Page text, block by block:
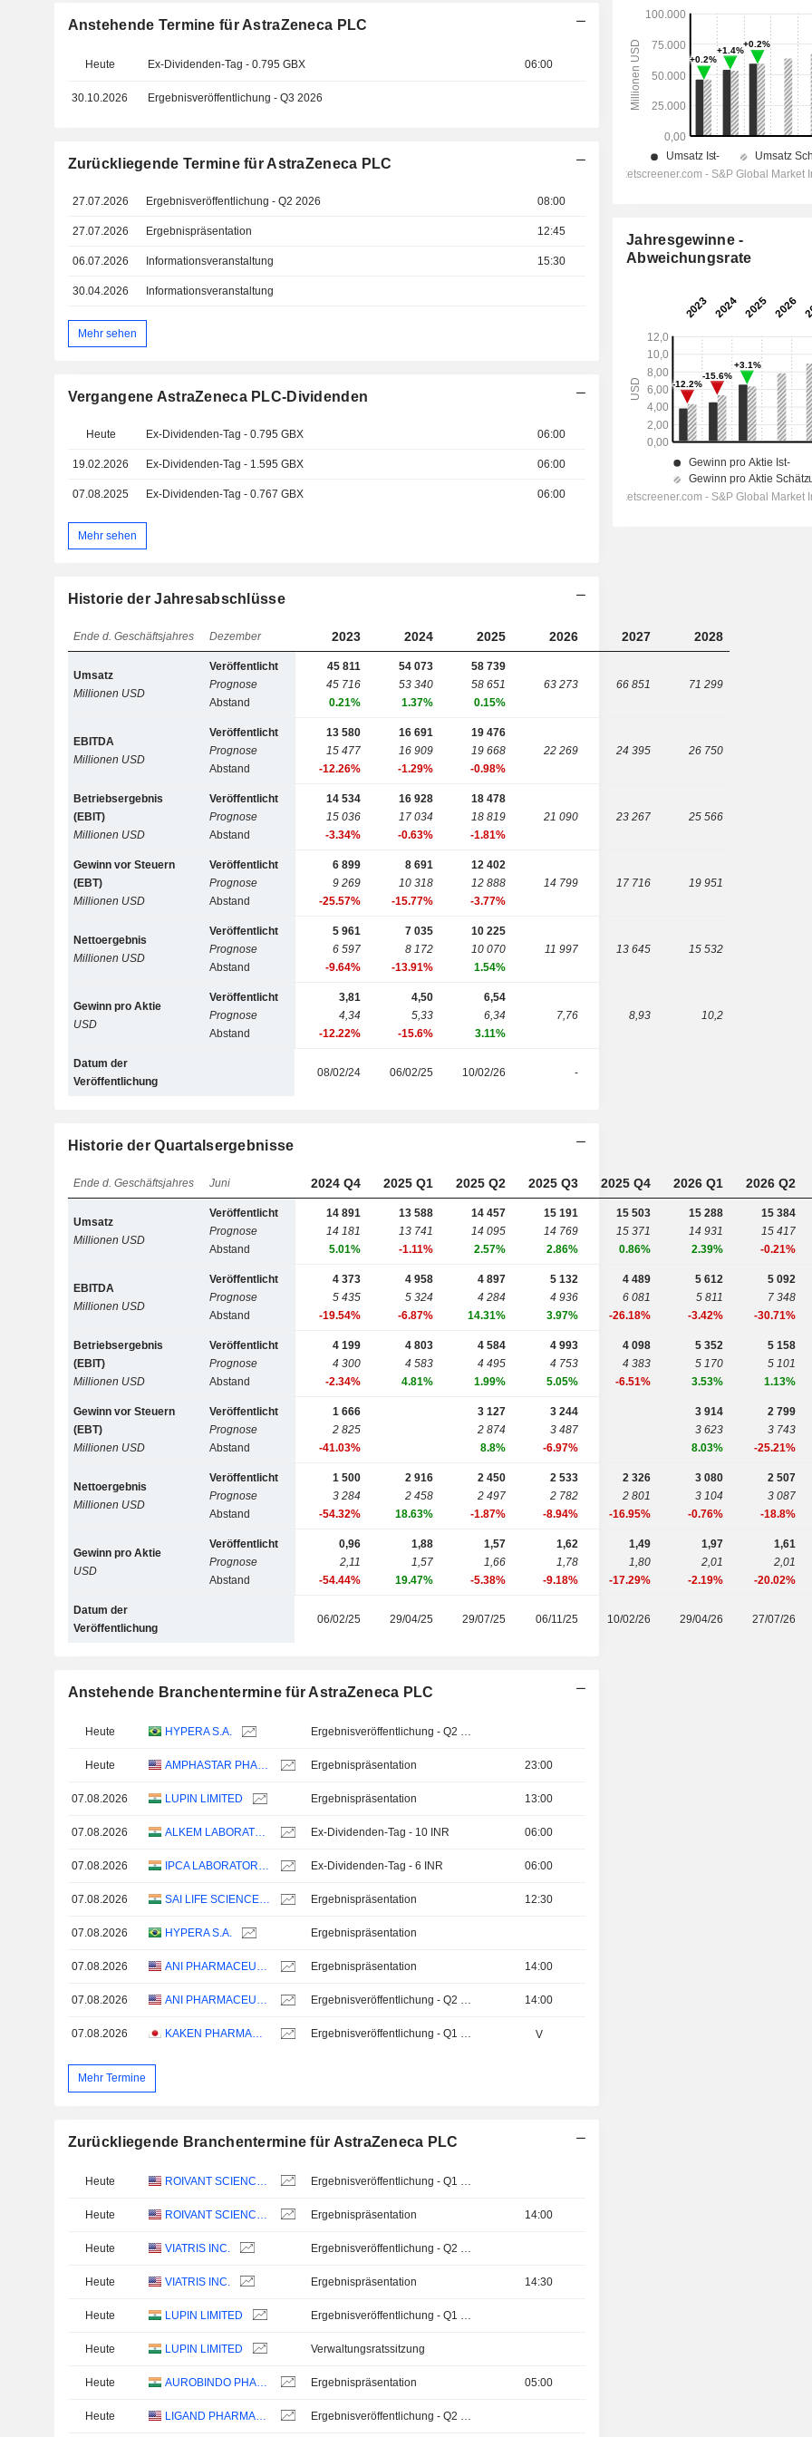
Anstehende Termine für AstraZeneca PLC
Heute Ex-Dividenden-Tag - 0.795 GBX 06:00
30.10.2026 Ergebnisveröffentlichung - Q3 2026
Zurückliegende Termine für AstraZeneca PLC
27.07.2026 Ergebnisveröffentlichung - Q2 2026 08:00
27.07.2026 Ergebnispräsentation 12:45
06.07.2026 Informationsveranstaltung 15:30
30.04.2026 Informationsveranstaltung
Mehr sehen
Vergangene AstraZeneca PLC-Dividenden
Heute Ex-Dividenden-Tag - 0.795 GBX 06:00
19.02.2026 Ex-Dividenden-Tag - 1.595 GBX 06:00
07.08.2025 Ex-Dividenden-Tag - 0.767 GBX 06:00
Mehr sehen
Historie der Jahresabschlüsse
Ende d. Geschäftsjahres Dezember 2023 2024 2025 2026 2027 2028
Umsatz
Millionen USD
Veröffentlicht
Prognose
Abstand
45 811
45 716
0.21%
54 073
53 340
1.37%
58 739
58 651
0.15%
63 273 66 851 71 299
EBITDA
Millionen USD
Veröffentlicht
Prognose
Abstand
13 580
15 477
-12.26%
16 691
16 909
-1.29%
19 476
19 668
-0.98%
22 269 24 395 26 750
Betriebsergebnis
(EBIT)
Millionen USD
Veröffentlicht
Prognose
Abstand
14 534
15 036
-3.34%
16 928
17 034
-0.63%
18 478
18 819
-1.81%
21 090 23 267 25 566
Gewinn vor Steuern
(EBT)
Millionen USD
Veröffentlicht
Prognose
Abstand
6 899
9 269
-25.57%
8 691
10 318
-15.77%
12 402
12 888
-3.77%
14 799 17 716 19 951
Nettoergebnis
Millionen USD
Veröffentlicht
Prognose
Abstand
5 961
6 597
-9.64%
7 035
8 172
-13.91%
10 225
10 070
1.54%
11 997 13 645 15 532
Gewinn pro Aktie
USD
Veröffentlicht
Prognose
Abstand
3,81
4,34
-12.22%
4,50
5,33
-15.6%
6,54
6,34
3.11%
7,76 8,93 10,2
Datum der
Veröffentlichung
08/02/24 06/02/25 10/02/26 -
Historie der Quartalsergebnisse
Ende d. Geschäftsjahres Juni 2024 Q4 2025 Q1 2025 Q2 2025 Q3 2025 Q4 2026 Q1 2026 Q2
Umsatz
Millionen USD
Veröffentlicht
Prognose
Abstand
14 891
14 181
5.01%
13 588
13 741
-1.11%
14 457
14 095
2.57%
15 191
14 769
2.86%
15 503
15 371
0.86%
15 288
14 931
2.39%
15 384
15 417
-0.21%
EBITDA
Millionen USD
Veröffentlicht
Prognose
Abstand
4 373
5 435
-19.54%
4 958
5 324
-6.87%
4 897
4 284
14.31%
5 132
4 936
3.97%
4 489
6 081
-26.18%
5 612
5 811
-3.42%
5 092
7 348
-30.71%
Betriebsergebnis
(EBIT)
Millionen USD
Veröffentlicht
Prognose
Abstand
4 199
4 300
-2.34%
4 803
4 583
4.81%
4 584
4 495
1.99%
4 993
4 753
5.05%
4 098
4 383
-6.51%
5 352
5 170
3.53%
5 158
5 101
1.13%
Gewinn vor Steuern
(EBT)
Millionen USD
Veröffentlicht
Prognose
Abstand
1 666
2 825
-41.03%
3 127
2 874
8.8%
3 244
3 487
-6.97%
3 914
3 623
8.03%
2 799
3 743
-25.21%
Nettoergebnis
Millionen USD
Veröffentlicht
Prognose
Abstand
1 500
3 284
-54.32%
2 916
2 458
18.63%
2 450
2 497
-1.87%
2 533
2 782
-8.94%
2 326
2 801
-16.95%
3 080
3 104
-0.76%
2 507
3 087
-18.8%
Gewinn pro Aktie
USD
Veröffentlicht
Prognose
Abstand
0,96
2,11
-54.44%
1,88
1,57
19.47%
1,57
1,66
-5.38%
1,62
1,78
-9.18%
1,49
1,80
-17.29%
1,97
2,01
-2.19%
1,61
2,01
-20.02%
Datum der
Veröffentlichung
06/02/25 29/04/25 29/07/25 06/11/25 10/02/26 29/04/26 27/07/26
Anstehende Branchentermine für AstraZeneca PLC
Heute HYPERA S.A. Ergebnisveröffentlichung - Q2 2026
Heute AMPHASTAR PHARMACEUTICALS, INC. Ergebnispräsentation 23:00
07.08.2026 LUPIN LIMITED Ergebnispräsentation 13:00
07.08.2026 ALKEM LABORATORIES LIMITED Ex-Dividenden-Tag - 10 INR 06:00
07.08.2026 IPCA LABORATORIES LIMITED Ex-Dividenden-Tag - 6 INR 06:00
07.08.2026 SAI LIFE SCIENCES LIMITED Ergebnispräsentation 12:30
07.08.2026 HYPERA S.A. Ergebnispräsentation
07.08.2026 ANI PHARMACEUTICALS, INC. Ergebnispräsentation 14:00
07.08.2026 ANI PHARMACEUTICALS, INC. Ergebnisveröffentlichung - Q2 2026 14:00
07.08.2026 KAKEN PHARMACEUTICAL CO., LTD. Ergebnisveröffentlichung - Q1 2027 V
Mehr Termine
Zurückliegende Branchentermine für AstraZeneca PLC
Heute
Heute Ergebnispräsentation 14:00
Heute VIATRIS INC.
Heute VIATRIS INC. Ergebnispräsentation 14:30
Heute LUPIN LIMITED
Heute LUPIN LIMITED Verwaltungsratssitzung
Heute Ergebnispräsentation 05:00
Heute
Jahresgewinne -
Abweichungsrate